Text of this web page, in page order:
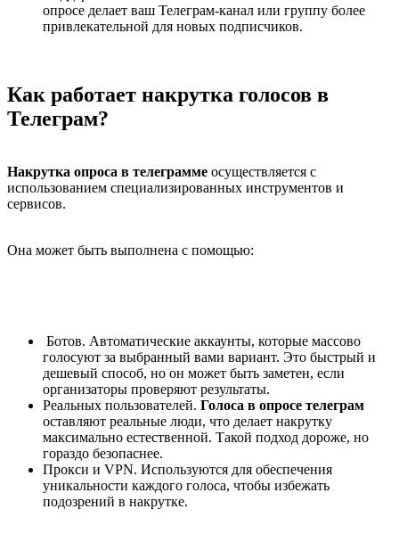
опросе делает ваш Телеграм-канал или группу более
привлекательной для новых подписчиков.
Как работает накрутка голосов в
Телеграм?
Накрутка опроса в телеграмме осуществляется с
использованием специализированных инструментов и
сервисов.
Она может быть выполнена с помощью:
Ботов. Автоматические аккаунты, которые массово
голосуют за выбранный вами вариант. Это быстрый и
дешевый способ, но он может быть заметен, если
организаторы проверяют результаты.
Реальных пользователей. Голоса в опросе телеграм
оставляют реальные люди, что делает накрутку
максимально естественной. Такой подход дороже, но
гораздо безопаснее.
Прокси и VPN. Используются для обеспечения
уникальности каждого голоса, чтобы избежать
подозрений в накрутке.